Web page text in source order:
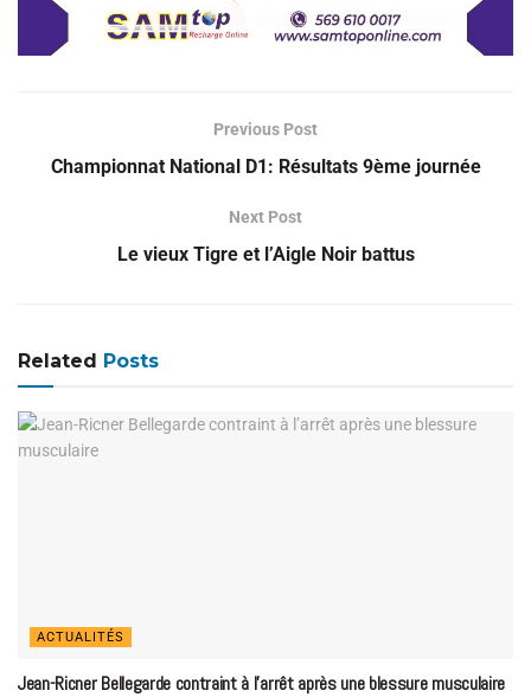
Previous Post
Championnat National D1: Résultats 9ème journée
Next Post
Le vieux Tigre et l’Aigle Noir battus
Related Posts
ACTUALITÉS
Jean-Ricner Bellegarde contraint à l’arrêt après une blessure musculaire